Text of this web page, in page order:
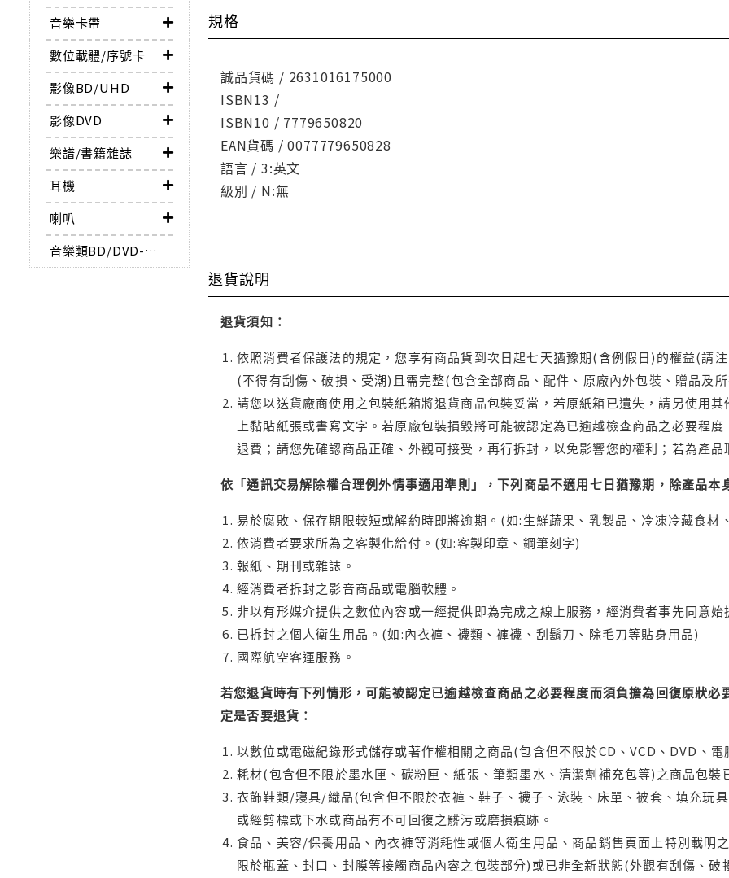
音樂卡帶
數位載體/序號卡
影像BD/UHD
影像DVD
樂譜/書籍雜誌
耳機
喇叭
音樂類BD/DVD-AUDIO
規格
誠品貨碼 / 2631016175000
ISBN13 /
ISBN10 / 7779650820
EAN貨碼 / 0077779650828
語言 / 3:英文
級別 / N:無
退貨說明
退貨須知：
依照消費者保護法的規定，您享有商品貨到次日起七天猶豫期(含例假日)的權益(請
(不得有刮傷、破損、受潮)且需完整(包含全部商品、配件、原廠內外包裝、贈品及
請您以送貨廠商使用之包裝紙箱將退貨商品包裝妥當，若原紙箱已遺失，請另使用
上黏貼紙張或書寫文字。若原廠包裝損毀將可能被認定為已逾越檢查商品之必要程
退費；請您先確認商品正確、外觀可接受，再行拆封，以免影響您的權利；若為產
依「通訊交易解除權合理例外情事適用準則」，下列商品不適用七日猶豫期，除產品本
易於腐敗、保存期限較短或解約時即將逾期。(如:生鮮蔬果、乳製品、冷凍冷藏食材
依消費者要求所為之客製化給付。(如:客製印章、鋼筆刻字)
報紙、期刊或雜誌。
經消費者拆封之影音商品或電腦軟體。
非以有形媒介提供之數位內容或一經提供即為完成之線上服務，經消費者事先同意
已拆封之個人衛生用品。(如:內衣褲、襪類、褲襪、刮鬍刀、除毛刀等貼身用品)
國際航空客運服務。
若您退貨時有下列情形，可能被認定已逾越檢查商品之必要程度而須負擔為回復原狀
定是否要退貨：
以數位或電磁紀錄形式儲存或著作權相關之商品(包含但不限於CD、VCD、DVD、
耗材(包含但不限於墨水匣、碳粉匣、紙張、筆類墨水、清潔劑補充包等)之商品包
衣飾鞋類/寢具/織品(包含但不限於衣褲、鞋子、襪子、泳裝、床單、被套、填充玩
或經剪標或下水或商品有不可回復之髒污或磨損痕跡。
食品、美容/保養用品、內衣褲等消耗性或個人衛生用品、商品銷售頁面上特別載明
限於瓶蓋、封口、封膜等接觸商品內容之包裝部分)或已非全新狀態(外觀有刮傷、